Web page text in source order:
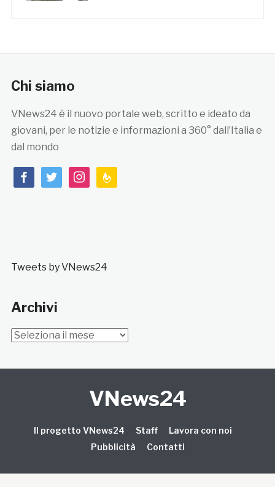
Chi siamo
VNews24 è il nuovo portale web, scritto e ideato da
giovani, per le notizie e informazioni a 360° dall’Italia e
dal mondo
facebooktwitterinstagramfeedburner
Tweets by VNews24
Archivi
Archivi
VNews24
Il progetto VNews24 Staff
Lavora con noi
Pubblicità
Contatti